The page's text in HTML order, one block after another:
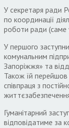
У секретаря ради
по координації
роботи ради (саме
У першого
комунальним
Запоріжжя» та
Також їй перейшов
співпраця з
Гуманітарний
відповідатиме за